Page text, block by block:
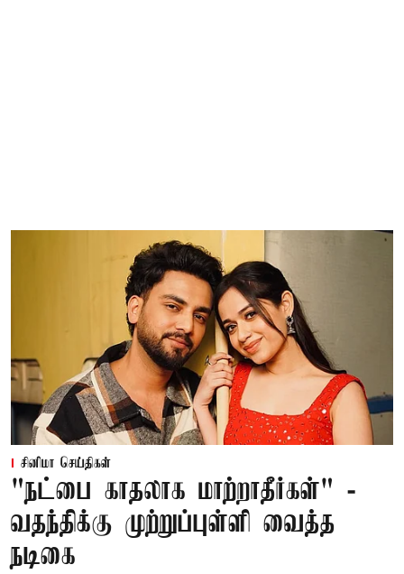
சினிமா செய்திகள்
"நட்பை காதலாக மாற்றாதீர்கள்" -
வதந்திக்கு முற்றுப்புள்ளி வைத்த
நடிகை